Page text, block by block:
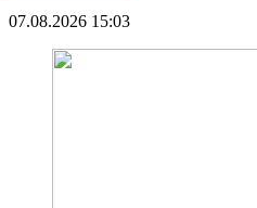
07.08.2026 15:03